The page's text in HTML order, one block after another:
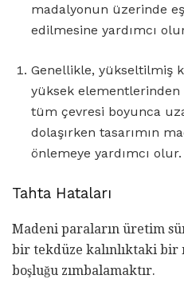
madalyonun üzerinde
edilmesine yardımcı
Genellikle, yükseltilmiş
yüksek
tüm çevresi boyunca
dolaşırken tasarımın
önlemeye yardımcı olur.
Tahta Hataları
Madeni paraların üretim
bir tekdüze kalınlıktaki bir
boşluğu zımbalamaktır.